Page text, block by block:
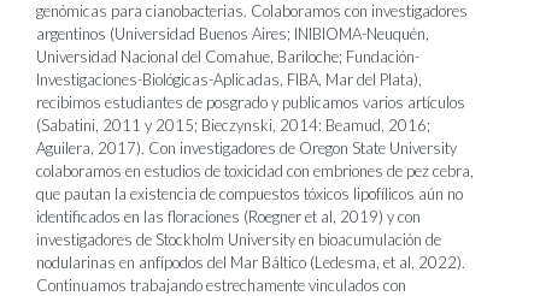
genómicas para cianobacterias. Colaboramos con investigadores
argentinos (Universidad Buenos Aires; INIBIOMA-Neuquén,
Universidad Nacional del Comahue, Bariloche; Fundación-
Investigaciones-Biológicas-Aplicadas, FIBA, Mar del Plata),
recibimos estudiantes de posgrado y publicamos varios artículos
(Sabatini, 2011 y 2015; Bieczynski, 2014: Beamud, 2016;
Aguilera, 2017). Con investigadores de Oregon State University
colaboramos en estudios de toxicidad con embriones de pez cebra,
que pautan la existencia de compuestos tóxicos lipofílicos aún no
identificados en las floraciones (Roegner et al, 2019) y con
investigadores de Stockholm University en bioacumulación de
nodularinas en anfípodos del Mar Báltico (Ledesma, et al, 2022).
Continuamos trabajando estrechamente vinculados con